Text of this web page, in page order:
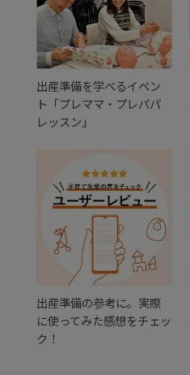
出産準備を学べるイベン
ト「プレママ・プレパパ
レッスン」
出産準備の参考に。実際
に使ってみた感想をチェッ
ク！